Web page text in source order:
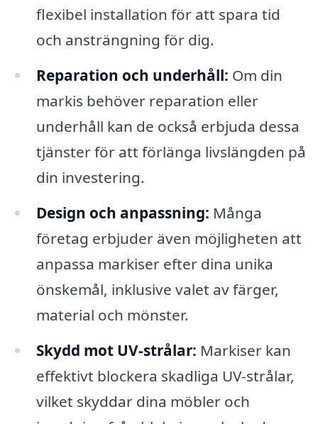
flexibel installation för att spara tid
och ansträngning för dig.
Reparation och underhåll: Om din
markis behöver reparation eller
underhåll kan de också erbjuda dessa
tjänster för att förlänga livslängden på
din investering.
Design och anpassning: Många
företag erbjuder även möjligheten att
anpassa markiser efter dina unika
önskemål, inklusive valet av färger,
material och mönster.
Skydd mot UV-strålar: Markiser kan
effektivt blockera skadliga UV-strålar,
vilket skyddar dina möbler och